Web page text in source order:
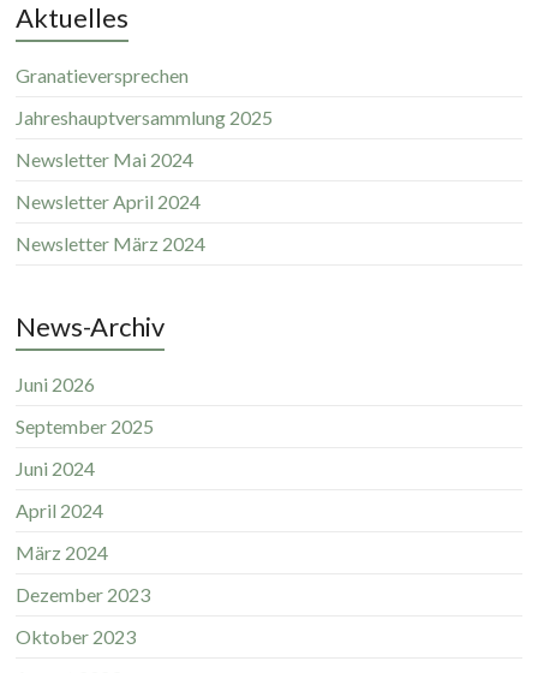
Aktuelles
Granatieversprechen
Jahreshauptversammlung 2025
Newsletter Mai 2024
Newsletter April 2024
Newsletter März 2024
News-Archiv
Juni 2026
September 2025
Juni 2024
April 2024
März 2024
Dezember 2023
Oktober 2023